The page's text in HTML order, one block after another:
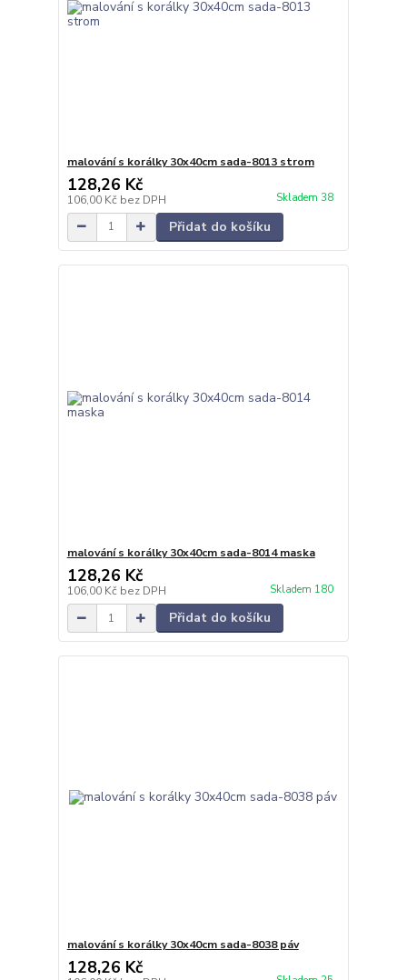
malování s korálky 30x40cm sada-8013 strom
128,26 Kč
106,00 Kč bez DPH Skladem 38
Přidat do košíku
malování s korálky 30x40cm sada-8014 maska
128,26 Kč
106,00 Kč bez DPH Skladem 180
Přidat do košíku
malování s korálky 30x40cm sada-8038 páv
128,26 Kč